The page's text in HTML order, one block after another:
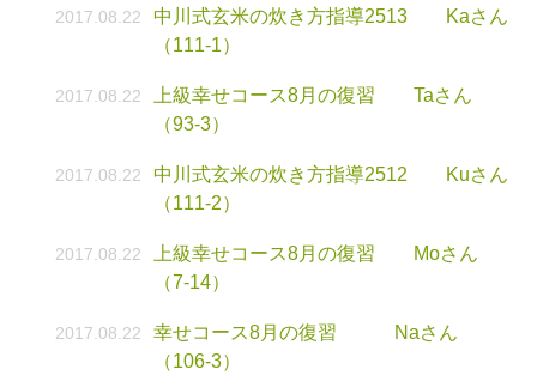
2017.08.22
中川式玄米の炊き方指導2513 Kaさん
（111-1）
2017.08.22
上級幸せコース8月の復習 Taさん
（93-3）
2017.08.22
中川式玄米の炊き方指導2512 Kuさん
（111-2）
2017.08.22
上級幸せコース8月の復習 Moさん
（7-14）
2017.08.22
幸せコース8月の復習 Naさん
（106-3）